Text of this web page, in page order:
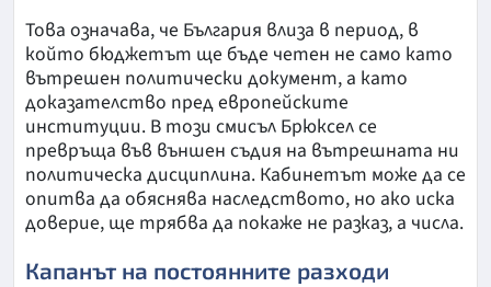
Това означава, че България влиза в период, в
който бюджетът ще бъде четен не само като
вътрешен политически документ, а като
доказателство пред европейските
институции. В този смисъл Брюксел се
превръща във външен съдия на вътрешната ни
политическа дисциплина. Кабинетът може да се
опитва да обяснява наследството, но ако иска
доверие, ще трябва да покаже не разказ, а числа.
Капанът на постоянните разходи